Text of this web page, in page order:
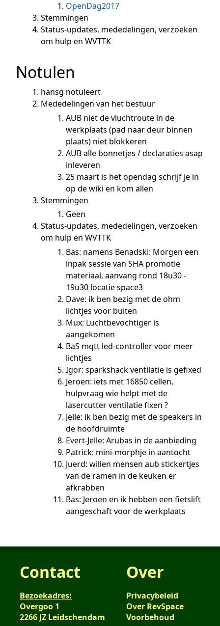
OpenDag2017
Stemmingen
Status-updates, mededelingen, verzoeken
om hulp en WVTTK
Notulen
hansg notuleert
Mededelingen van het bestuur
AUB niet de vluchtroute in de
werkplaats (pad naar deur binnen
plaats) niet blokkeren
AUB alle bonnetjes / declaraties asap
inleveren
25 maart is het opendag schrijf je in
op de wiki en kom allen
Stemmingen
Geen
Status-updates, mededelingen, verzoeken
om hulp en WVTTK
Bas: namens Benadski: Morgen een
inpak sessie van SHA promotie
materiaal, aanvang rond 18u30 -
19u30 locatie space3
Dave: ik ben bezig met de ohm
lichtjes voor buiten
Mux: Luchtbevochtiger is
aangekomen
BaS mqtt led-controller voor meer
lichtjes
Igor: sparkshack ventilatie is gefixed
Jeroen: iets met 16850 cellen,
hulpvraag wie helpt met de
lasercutter ventilatie fixen ?
Jelle: ik ben bezig met de speakers in
de hoofdruimte
Evert-Jelle: Arubas in de aanbieding
Patrick: mini-morphje in aantocht
Juerd: willen mensen aub stickertjes
van de ramen in de keuken er
afkrabben
Bas: Jeroen en ik hebben een fietslift
aangeschaft voor de werkplaats
Contact
Bezoekadres:
Overgoo 1
2266 JZ Leidschendam
Over
Privacybeleid
Over RevSpace
Voorbehoud